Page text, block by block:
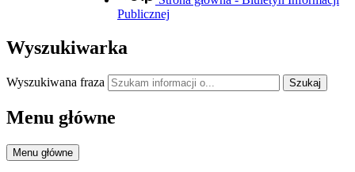
Publicznej
Wyszukiwarka
Wyszukiwana fraza Szukaj
Menu główne
Menu główne